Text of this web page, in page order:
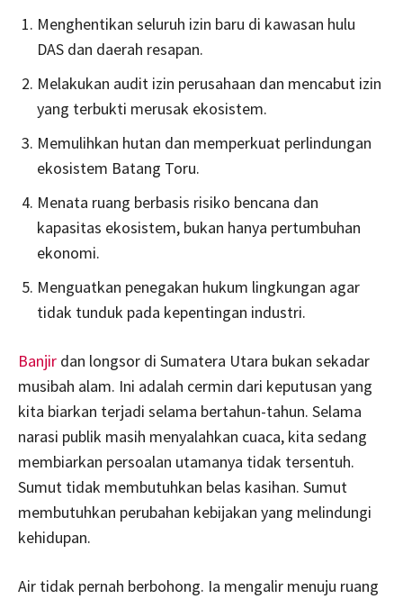
Menghentikan seluruh izin baru di kawasan hulu
DAS dan daerah resapan.
Melakukan audit izin perusahaan dan mencabut izin
yang terbukti merusak ekosistem.
Memulihkan hutan dan memperkuat perlindungan
ekosistem Batang Toru.
Menata ruang berbasis risiko bencana dan
kapasitas ekosistem, bukan hanya pertumbuhan
ekonomi.
Menguatkan penegakan hukum lingkungan agar
tidak tunduk pada kepentingan industri.
Banjir dan longsor di Sumatera Utara bukan sekadar
musibah alam. Ini adalah cermin dari keputusan yang
kita biarkan terjadi selama bertahun-tahun. Selama
narasi publik masih menyalahkan cuaca, kita sedang
membiarkan persoalan utamanya tidak tersentuh.
Sumut tidak membutuhkan belas kasihan. Sumut
membutuhkan perubahan kebijakan yang melindungi
kehidupan.
Air tidak pernah berbohong. Ia mengalir menuju ruang